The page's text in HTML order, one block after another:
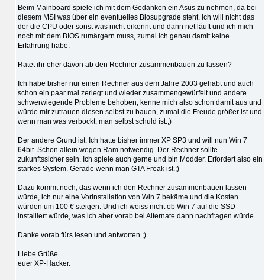
Beim Mainboard spiele ich mit dem Gedanken ein Asus zu nehmen, da bei
diesem MSI was über ein eventuelles Biosupgrade steht. Ich will nicht das
der die CPU oder sonst was nicht erkennt und dann net läuft und ich mich
noch mit dem BIOS rumärgern muss, zumal ich genau damit keine
Erfahrung habe.
Ratet ihr eher davon ab den Rechner zusammenbauen zu lassen?
Ich habe bisher nur einen Rechner aus dem Jahre 2003 gehabt und auch
schon ein paar mal zerlegt und wieder zusammengewürfelt und andere
schwerwiegende Probleme behoben, kenne mich also schon damit aus und
würde mir zutrauen diesen selbst zu bauen, zumal die Freude größer ist und
wenn man was verbockt, man selbst schuld ist.;)
Der andere Grund ist. Ich hatte bisher immer XP SP3 und will nun Win 7
64bit. Schon allein wegen Ram notwendig. Der Rechner sollte
zukunftssicher sein. Ich spiele auch gerne und bin Modder. Erfordert also ein
starkes System. Gerade wenn man GTA Freak ist.;)
Dazu kommt noch, das wenn ich den Rechner zusammenbauen lassen
würde, ich nur eine Vorinstallation von Win 7 bekäme und die Kosten
würden um 100 € steigen. Und ich weiss nicht ob Win 7 auf die SSD
installiert würde, was ich aber vorab bei Alternate dann nachfragen würde.
Danke vorab fürs lesen und antworten.;)
Liebe Grüße
euer XP-Hacker.